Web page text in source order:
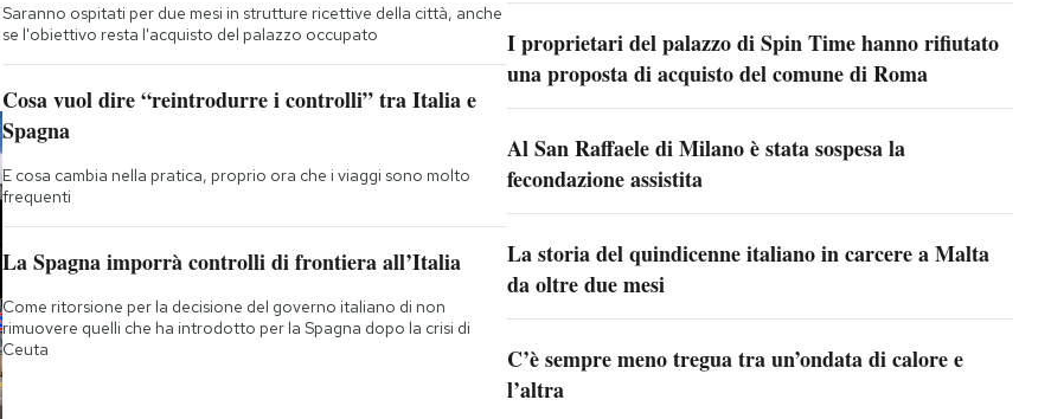
Saranno ospitati per due mesi in strutture ricettive della città, anche
se l'obiettivo resta l'acquisto del palazzo occupato
Cosa vuol dire “reintrodurre i controlli” tra Italia e
Spagna
E cosa cambia nella pratica, proprio ora che i viaggi sono molto
frequenti
La Spagna imporrà controlli di frontiera all’Italia
Come ritorsione per la decisione del governo italiano di non
rimuovere quelli che ha introdotto per la Spagna dopo la crisi di
Ceuta
I proprietari del palazzo di Spin Time hanno rifiutato
una proposta di acquisto del comune di Roma
Al San Raffaele di Milano è stata sospesa la
fecondazione assistita
La storia del quindicenne italiano in carcere a Malta
da oltre due mesi
C’è sempre meno tregua tra un’ondata di calore e
l’altra